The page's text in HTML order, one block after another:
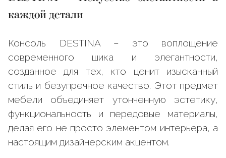
каждой детали
Консоль DESTINA – это воплощение
современного шика и элегантности,
созданное для тех, кто ценит изысканный
стиль и безупречное качество. Этот предмет
мебели объединяет утонченную эстетику,
функциональность и передовые материалы,
делая его не просто элементом интерьера, а
настоящим дизайнерским акцентом.